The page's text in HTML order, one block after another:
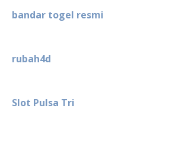
bandar togel resmi
rubah4d
Slot Pulsa Tri